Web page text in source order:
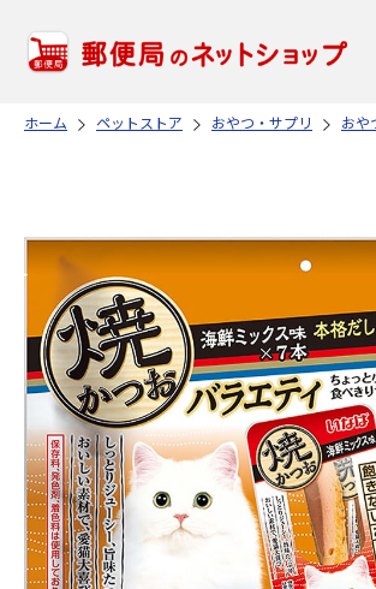
ホーム ペットストア おやつ・サプリ おや